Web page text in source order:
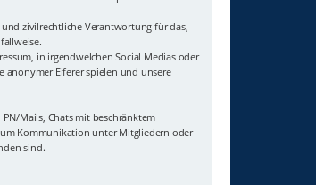
zivilrechtliche Verantwortung für das,
in irgendwelchen Social Medias oder
anonymer Eiferer spielen und unsere
Mails, Chats mit beschränktem
um Kommunikation unter Mitgliedern oder
sind.